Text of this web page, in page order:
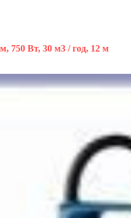
750 Вт, 30 м3 / год, 12 м